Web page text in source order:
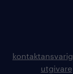
kontaktansvarig
utgivare